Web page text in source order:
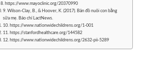
8. https://www.mayoclinic.org/20370990
9. Wilson-Clay, B., & Hoover, K. (2017). Bản đồ nuôi con bằng
sữa mẹ. Báo chí LactNews.
10. https://www.nationwidechildrens.org/1-001
11. https://stanfordhealthcare.org/144582
12. https://www.nationwidechildrens.org/2632-pii-5289